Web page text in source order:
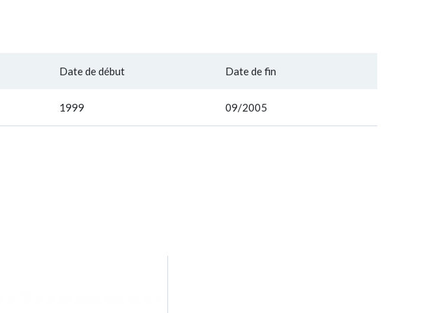
Date de début Date de fin
1999 09/2005